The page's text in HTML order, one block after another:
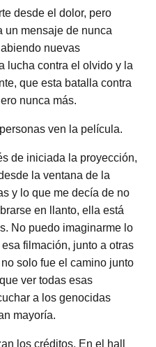
desde el dolor, pero
un mensaje de nunca
nuevas
lucha contra el olvido y la
que esta batalla contra
nunca más.
ven la película.
de iniciada la proyección,
la ventana de la
y lo que me decía de no
en llanto, ella está
No puedo imaginarme lo
filmación, junto a otras
solo fue el camino junto
ver todas esas
a los genocidas
mayoría.
los créditos. En el hall